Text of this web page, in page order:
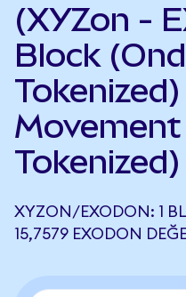
(XYZon -
Block
XYZON/EXODON: 1
15,7579 EXODON